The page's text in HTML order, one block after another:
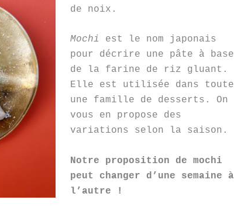
de noix.
Mochi
est le nom japonais
pour décrire une pâte à base
de la farine de riz gluant.
Elle est utilisée dans toute
une famille de desserts. On
vous en propose des
variations selon la saison.
Notre proposition de mochi
peut changer d’une semaine à
l’autre !